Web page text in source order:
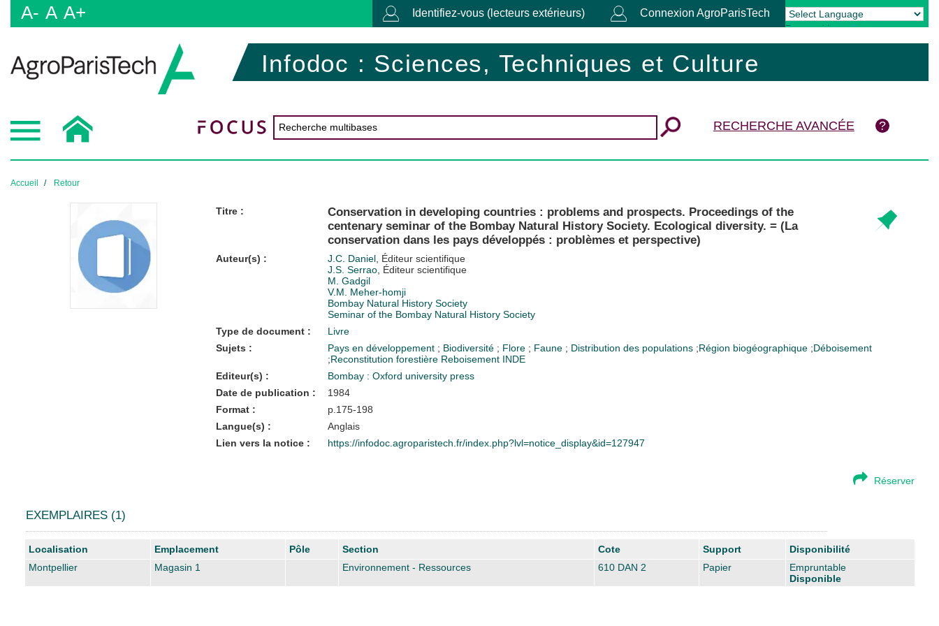
A- A A+ Identifiez-vous (lecteurs extérieurs) Connexion AgroParisTech
Powered by Translate
Infodoc : Sciences, Techniques et Culture
RECHERCHE AVANCÉE
Accueil Retour
Titre :
Conservation in developing countries : problems and prospects. Proceedings of the
centenary seminar of the Bombay Natural History Society. Ecological diversity. = (La
conservation dans les pays développés : problèmes et perspective)
Auteur(s) : J.C. Daniel, Éditeur scientifique
J.S. Serrao, Éditeur scientifique
M. Gadgil
V.M. Meher-homji
Bombay Natural History Society
Seminar of the Bombay Natural History Society
Type de document :
Livre
Sujets :
Pays en développement ; Biodiversité ; Flore ; Faune ; Distribution des populations ;Région biogéographique ;Déboisement
;Reconstitution forestière Reboisement INDE
Editeur(s) :
Bombay : Oxford university press
Date de publication :
1984
Format :
p.175-198
Langue(s) :
Anglais
Lien vers la notice :
https://infodoc.agroparistech.fr/index.php?lvl=notice_display&id=127947
Réserver
EXEMPLAIRES (1)
Liste des exemplaires
Localisation Emplacement Pôle Section Cote Support
Disponibilité
Montpellier
Magasin 1 Environnement - Ressources 610 DAN 2 Papier
Empruntable
Disponible